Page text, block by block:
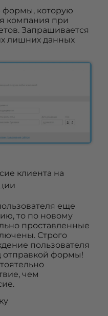
которую
компания при
Запрашивается
лишних данных
клиента на
еще
то по новому
проставленные
Строго
пользователя
отправкой формы!
чем